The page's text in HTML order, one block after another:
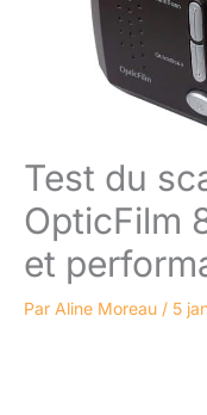
Test du
OpticFilm
et
Par Aline Moreau / 5